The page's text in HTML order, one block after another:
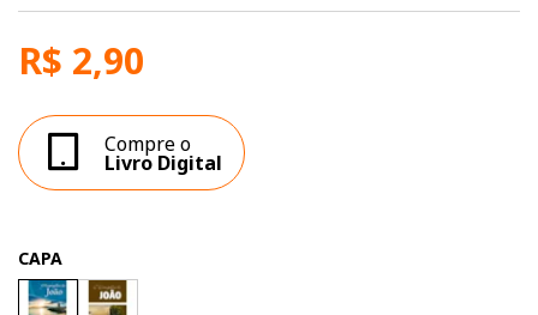
R$ 2,90
Compre o
Livro Digital
CAPA